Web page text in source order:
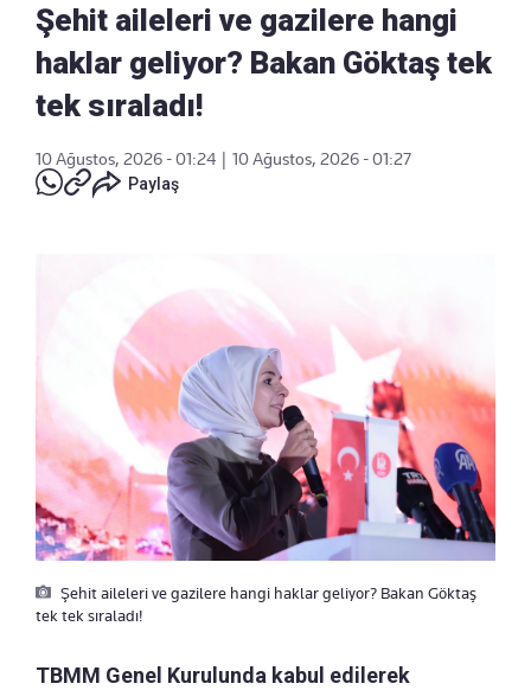
Şehit aileleri ve gazilere hangi
haklar geliyor? Bakan Göktaş tek
tek sıraladı!
10 Ağustos, 2026 - 01:24 | 10 Ağustos, 2026 - 01:27
Paylaş
Şehit aileleri ve gazilere hangi haklar geliyor? Bakan Göktaş
tek tek sıraladı!
TBMM Genel Kurulunda kabul edilerek